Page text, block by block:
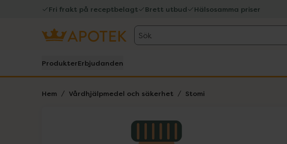
Fri frakt på receptbelagt Brett utbud Hälsosamma priser
Sök
ProdukterErbjudanden
Hem Vårdhjälpmedel och säkerhet Stomi
Lista: . Innehåller 1 objekt.